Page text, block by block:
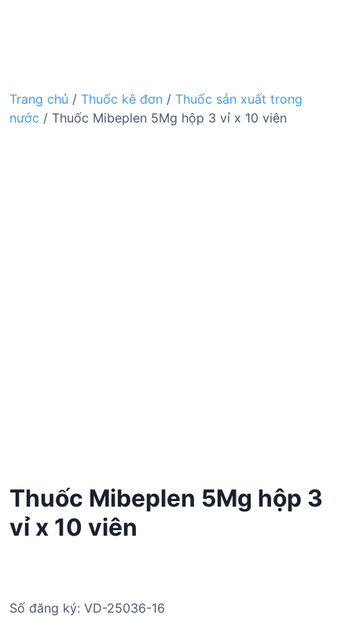
Trang chủ / Thuốc kê đơn / Thuốc sản xuất trong
nước / Thuốc Mibeplen 5Mg hộp 3 vỉ x 10 viên
Thuốc Mibeplen 5Mg hộp 3
vỉ x 10 viên
Số đăng ký: VD-25036-16